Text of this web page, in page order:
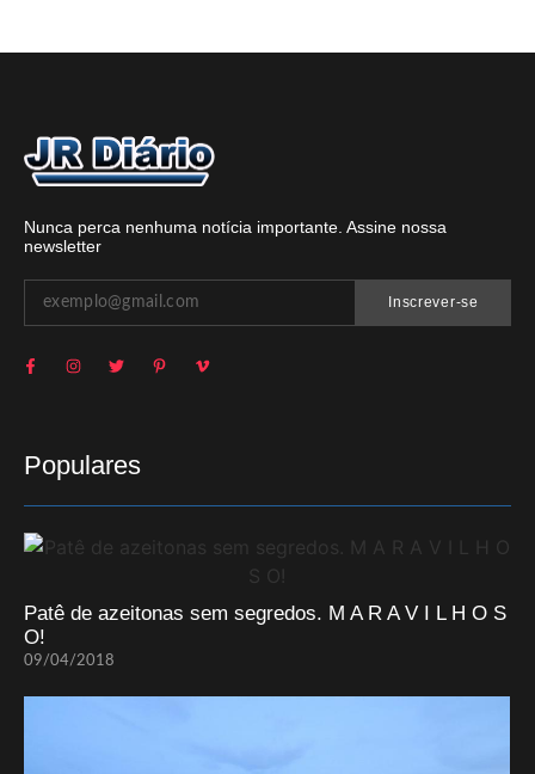
Nunca perca nenhuma notícia importante. Assine nossa
newsletter
Inscrever-se
Populares
Patê de azeitonas sem segredos. M A R A V I L H O S
O!
09/04/2018